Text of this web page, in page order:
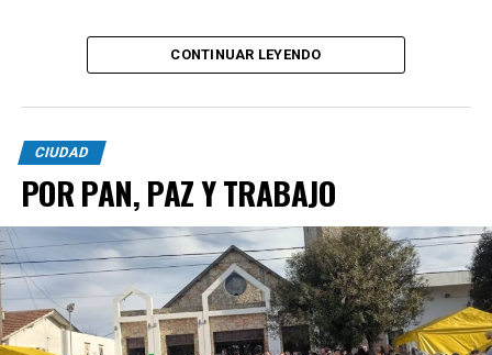
CONTINUAR LEYENDO
CIUDAD
POR PAN, PAZ Y TRABAJO